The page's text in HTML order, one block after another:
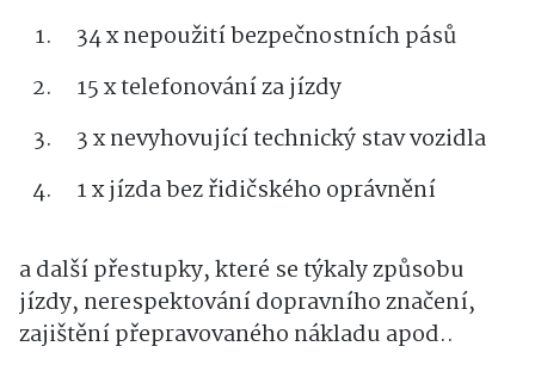
34 x nepoužití bezpečnostních pásů
15 x telefonování za jízdy
3 x nevyhovující technický stav vozidla
1 x jízda bez řidičského oprávnění
a další přestupky, které se týkaly způsobu
jízdy, nerespektování dopravního značení,
zajištění přepravovaného nákladu apod..